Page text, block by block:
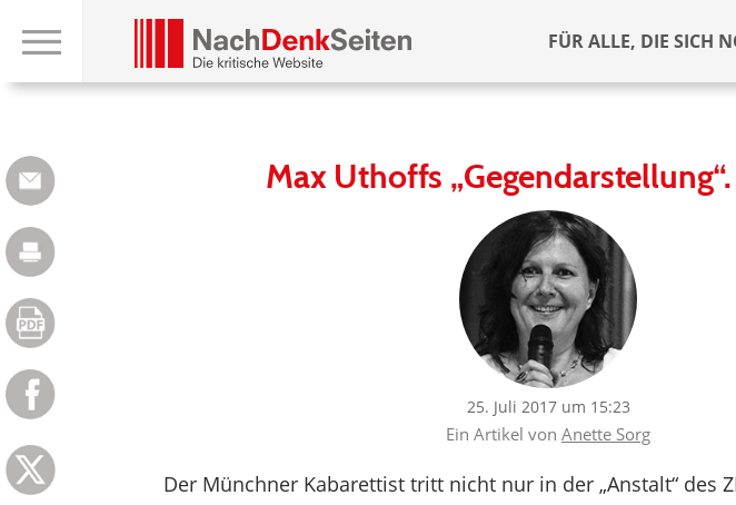
FÜR ALLE, DIE SICH
Max Uthoffs
25. Juli 2017 um 15:23
Ein Artikel von Anette Sorg
Der Münchner Kabarettist tritt nicht nur in der „Anstalt“ des